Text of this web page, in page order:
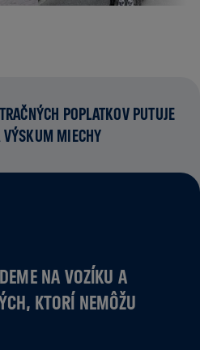
POPLATKOV PUTUJE
MIECHY
NA VOZÍKU A
KTORÍ NEMÔŽU